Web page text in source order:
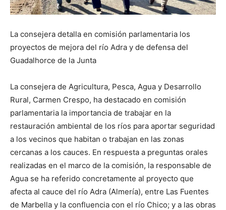
La consejera detalla en comisión parlamentaria los
proyectos de mejora del río Adra y de defensa del
Guadalhorce de la Junta
La consejera de Agricultura, Pesca, Agua y Desarrollo
Rural, Carmen Crespo, ha destacado en comisión
parlamentaria la importancia de trabajar en la
restauración ambiental de los ríos para aportar seguridad
a los vecinos que habitan o trabajan en las zonas
cercanas a los cauces. En respuesta a preguntas orales
realizadas en el marco de la comisión, la responsable de
Agua se ha referido concretamente al proyecto que
afecta al cauce del río Adra (Almería), entre Las Fuentes
de Marbella y la confluencia con el río Chico; y a las obras